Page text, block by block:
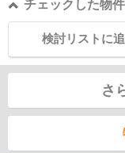
チェックした物
検討リストに
さ